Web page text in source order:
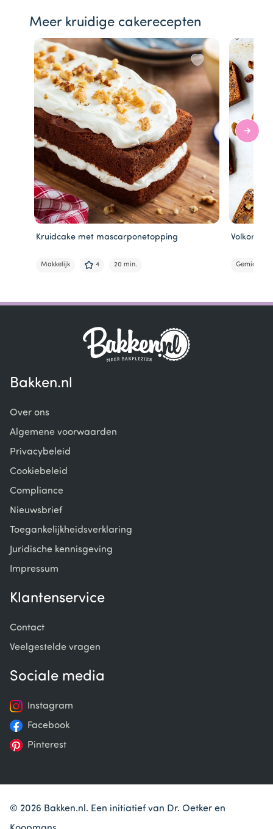
Meer kruidige cakerecepten
Kruidcake met mascarponetopping
Makkelijk 4 20 min.
Volkoren
Gemiddeld
1
Bakken.nl
Over ons
Algemene voorwaarden
Privacybeleid
Cookiebeleid
Compliance
Nieuwsbrief
Toegankelijkheidsverklaring
Juridische kennisgeving
Impressum
Klantenservice
Contact
Veelgestelde vragen
Sociale media
Instagram
Facebook
Pinterest
© 2026 Bakken.nl. Een initiatief van Dr. Oetker en